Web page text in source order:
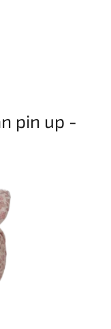
pin up -